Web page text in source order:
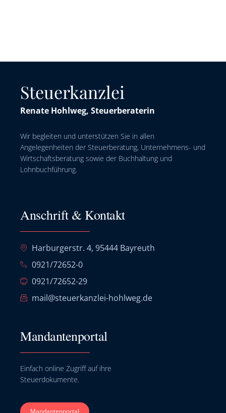
Steuerkanzlei
Renate Hohlweg, Steuerberaterin
Wir begleiten und unterstützen Sie in allen
Angelegenheiten der Steuerberatung, Unternehmens- und
Wirtschaftsberatung sowie der Buchhaltung und
Lohnbuchführung.
Anschrift & Kontakt
Harburgerstr. 4, 95444 Bayreuth
0921/72652-0
0921/72652-29
mail@steuerkanzlei-hohlweg.de
Mandantenportal
Einfach online Zugriff auf ihre
Steuerdokumente.